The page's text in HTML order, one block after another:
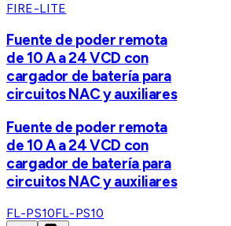
FIRE-LITE
Fuente de poder remota
de 10 A a 24 VCD con
cargador de batería para
circuitos NAC y auxiliares
Fuente de poder remota
de 10 A a 24 VCD con
cargador de batería para
circuitos NAC y auxiliares
FL-PS10FL-PS10